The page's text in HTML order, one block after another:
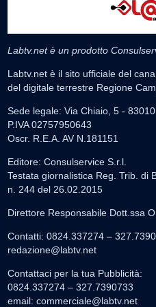
Labtv.net è un prodotto
Labtv.net è il sito ufficiale del
del digitale terrestre Regione
Sede legale: Via Chiaio, 5 -
P.IVA 02757950643
Oscr. R.E.A. AV N.181151
Editore: Consulservice S.r.l.
Testata giornalistica Reg. Trib. di
n. 244 del 26.02.2015
Direttore Responsabile Dott.ssa
Contatti: 0824.337274 –
redazione@labtv.net
Contattaci per la tua Pubblicità:
0824.337274 – 327.7390733
email: commerciale@labtv.net